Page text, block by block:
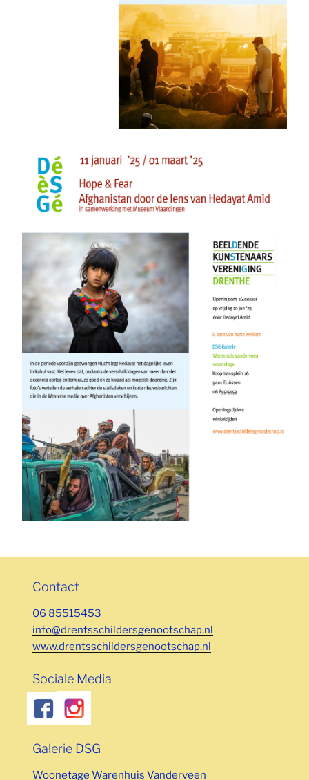
Contact
06 85515453
info@drentsschildersgenootschap.nl
www.drentsschildersgenootschap.nl
Sociale Media
Galerie DSG
Woonetage Warenhuis Vanderveen